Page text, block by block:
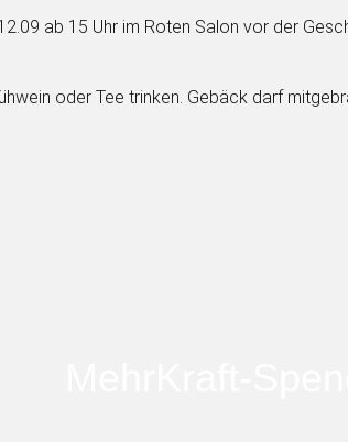
ab 15 Uhr im Roten Salon vor der
oder Tee trinken. Gebäck darf